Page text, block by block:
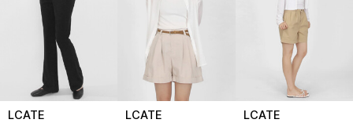
LCATE LCATE LCATE